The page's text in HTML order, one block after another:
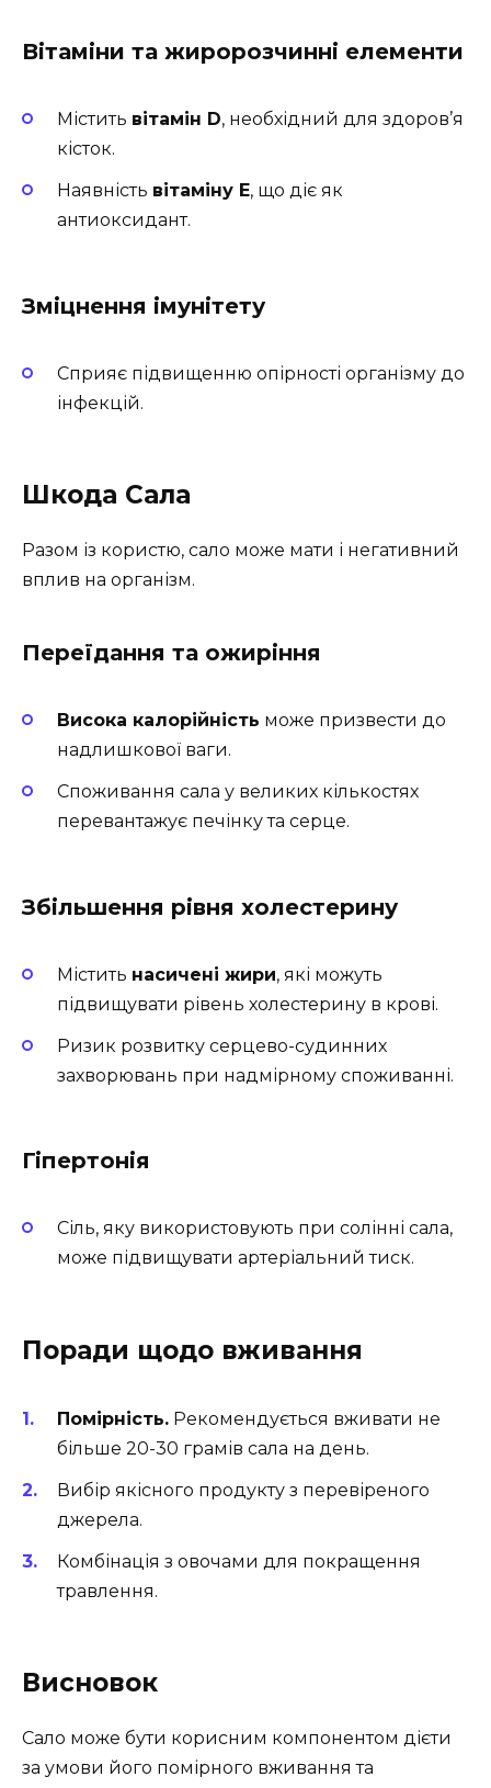
Вітаміни та жиророзчинні елементи
Містить вітамін D, необхідний для здоров’я
кісток.
Наявність вітаміну E, що діє як
антиоксидант.
Зміцнення імунітету
Сприяє підвищенню опірності організму до
інфекцій.
Шкода Сала
Разом із користю, сало може мати і негативний
вплив на організм.
Переїдання та ожиріння
Висока калорійність може призвести до
надлишкової ваги.
Споживання сала у великих кількостях
перевантажує печінку та серце.
Збільшення рівня холестерину
Містить насичені жири, які можуть
підвищувати рівень холестерину в крові.
Ризик розвитку серцево-судинних
захворювань при надмірному споживанні.
Гіпертонія
Сіль, яку використовують при солінні сала,
може підвищувати артеріальний тиск.
Поради щодо вживання
Помірність. Рекомендується вживати не
більше 20-30 грамів сала на день.
Вибір якісного продукту з перевіреного
джерела.
Комбінація з овочами для покращення
травлення.
Висновок
Сало може бути корисним компонентом дієти
за умови його помірного вживання та